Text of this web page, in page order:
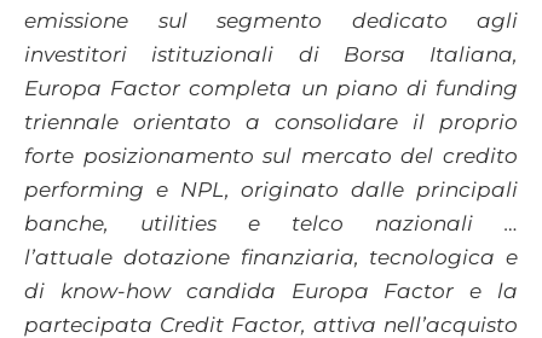
emissione sul segmento dedicato agli
investitori istituzionali di Borsa Italiana,
Europa Factor completa un piano di funding
triennale orientato a consolidare il proprio
forte posizionamento sul mercato del credito
performing e NPL,originato dalle principali
banche, utilities e telco nazionali …
l’attuale dotazione finanziaria, tecnologica e
di know-how candida Europa Factor e la
partecipata Credit Factor, attiva nell’acquisto